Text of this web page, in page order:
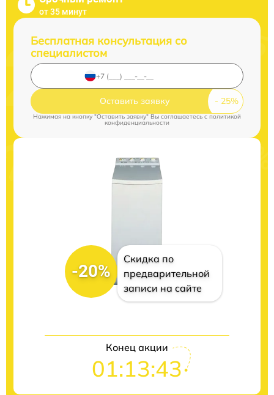
от 35 минут
Бесплатная консультация со
специалистом
Оставить заявку
Нажимая на кнопку "Оставить заявку" Вы соглашаетесь cполитикой
конфиденциальности
-20%
Скидка по
предварительной
записи на сайте
Конец акции
01:13:42